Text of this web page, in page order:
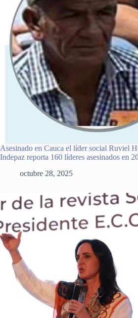
Asesinado en Cauca el líder social Ruviel
Indepaz reporta 160 líderes asesinados en
octubre 28, 2025